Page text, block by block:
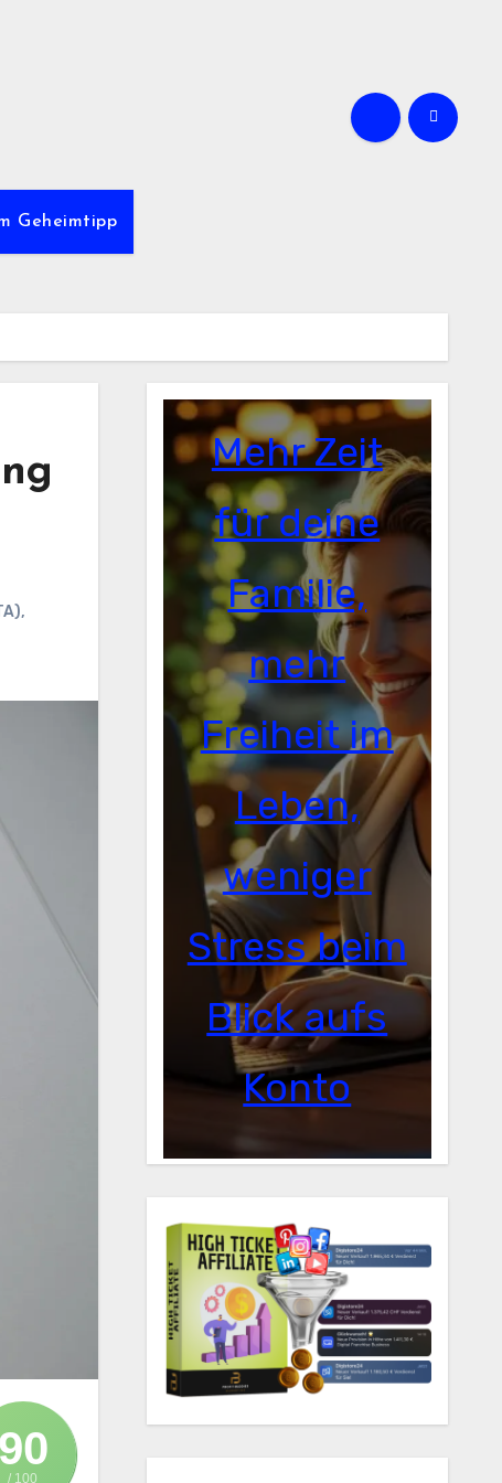
Geheimtipp
,
90
/ 100
Mehr Zeit
für deine
Familie,
mehr
Freiheit im
Leben,
weniger
Stress beim
Blick aufs
Konto